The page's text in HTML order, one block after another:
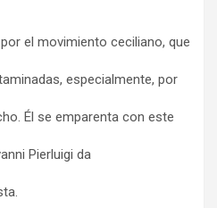
el movimiento ceciliano, que
especialmente, por
Él se emparenta con este
Pierluigi da